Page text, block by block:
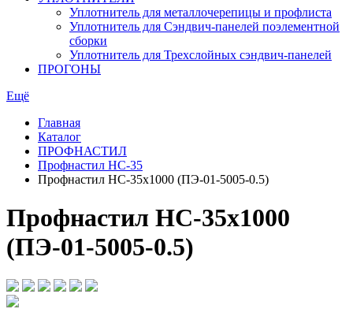
Уплотнитель для металлочерепицы и профлиста
Уплотнитель для Сэндвич-панелей поэлементной
сборки
Уплотнитель для Трехслойных сэндвич-панелей
ПРОГОНЫ
Ещё
Главная
Каталог
ПРОФНАСТИЛ
Профнастил НС-35
Профнастил НС-35х1000 (ПЭ-01-5005-0.5)
Профнастил НС-35х1000
(ПЭ-01-5005-0.5)